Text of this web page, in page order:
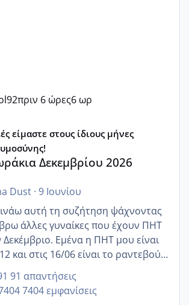
πριν 6 ώρες6 ωρ
2026
είμαστε στους ίδιους μήνες
Δεκεμβρίου 2026
Dust· 9 Ιουνίου
αυτή τη συζήτηση ψάχνοντας
άλλες γυναίκες που έχουν ΠΗΤ
Δεκέμβριο. Εμένα η ΠΗΤ μου είναι
και στις 16/06 είναι το ραντεβού
αυχενικής διαφάνειας. Έχω αρκετό
και οι μέρες δεν φαίνεται να
με τίποτα.
91 απαντήσεις
7404 εμφανίσεις